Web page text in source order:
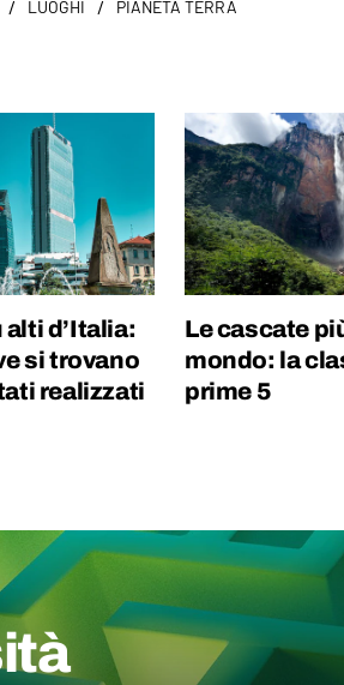
/ LUOGHI / PIANETA TERRA
d’Italia:
si trovano
realizzati
Le cascate
mondo: la
prime 5